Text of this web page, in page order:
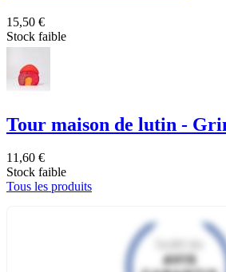
15,50 €
Stock faible
Tour maison de lutin -
11,60 €
Stock faible
Tous les produits